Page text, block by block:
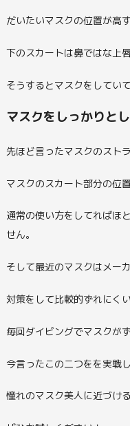
だいたいマスクの位置が高す
下のスカートは鼻ではな上
そうするとマスクをしてい
マスクをしっかりと
先ほど言ったマスクのスト
マスクのスカート部分の位
通常の使い方をしてればほ
せん。
そして最近のマスクはメー
対策をして比較的ずれにく
毎回ダイビングでマスクが
今言ったこの二つをを実戦
憧れのマスク美人に近づけ